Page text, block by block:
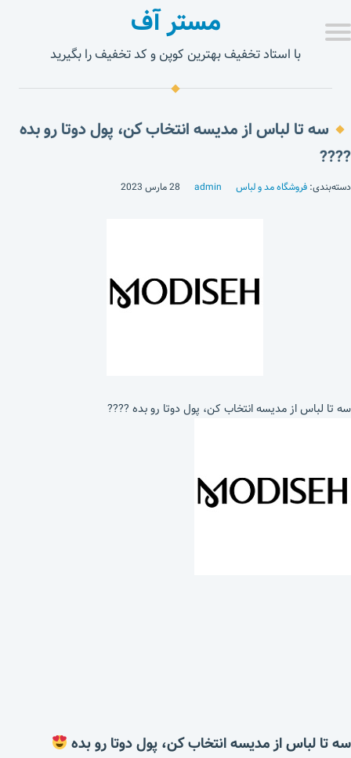
مستر آف
با استاد تخفیف بهترین کوپن و کد تخفیف را بگیرید
سه تا لباس از مدیسه انتخاب کن، پول دوتا رو بده
????
دسته‌بندی: فروشگاه مد و لباس admin 28 مارس 2023
سه تا لباس از مدیسه انتخاب کن، پول دوتا رو بده ????
سه تا لباس از مدیسه انتخاب کن، پول دوتا رو بده